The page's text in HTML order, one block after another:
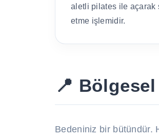
aletli pilates ile açarak
etme işlemidir.
📍
Bedeniniz bir bütündür.